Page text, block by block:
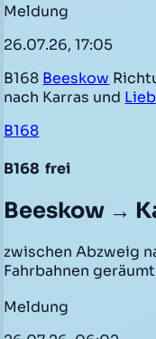
Meldung
26.07.26, 17:05
B168 Beeskow
nach Karras und
B168
B168 frei
Beeskow →
zwischen Abzweig
Fahrbahnen geräumt
Meldung